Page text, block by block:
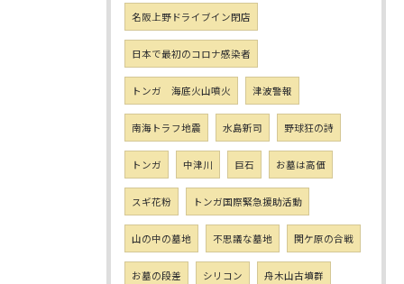
名阪上野ドライブイン閉店
日本で最初のコロナ感染者
トンガ 海底火山噴火 津波警報
南海トラフ地震 水島新司 野球狂の詩
トンガ 中津川 巨石 お墓は高価
スギ花粉 トンガ国際緊急援助活動
山の中の墓地 不思議な墓地 関ケ原の合戦
お墓の段差 シリコン 舟木山古墳群